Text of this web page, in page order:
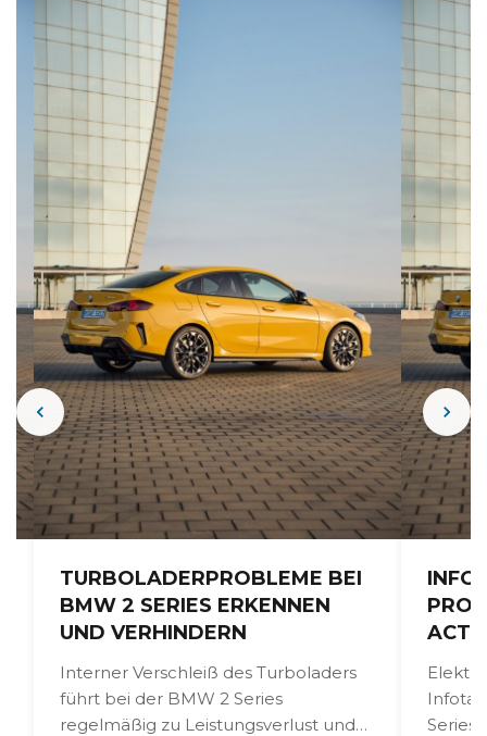
TURBOLADERPROBLEME BEI
BMW 2 SERIES ERKENNEN
UND VERHINDERN
Interner Verschleiß des Turboladers
führt bei der BMW 2 Series
regelmäßig zu Leistungsverlust und
Series